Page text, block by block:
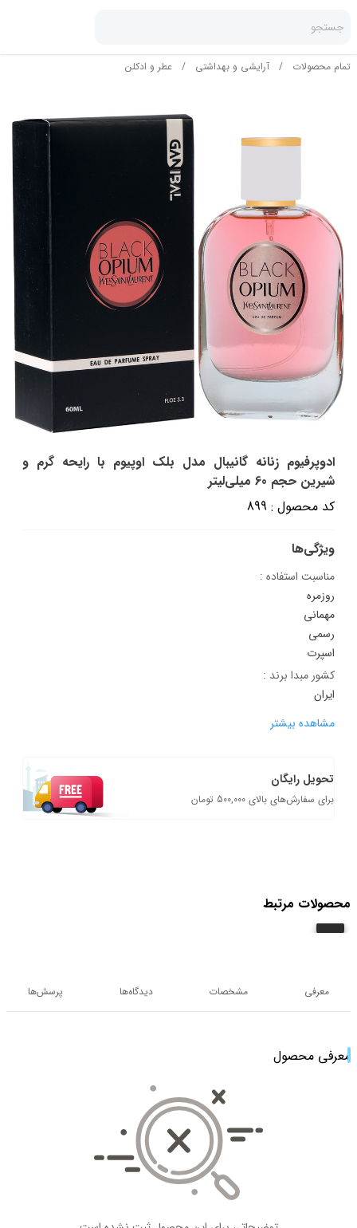
جستجو
تمام محصولات / آرایشی و بهداشتی / عطر و ادکلن
ادوپرفیوم زنانه گانیبال مدل بلک اوپیوم با رایحه گرم و
شیرین حجم 60 میلی‌لیتر
کد محصول : 899
ویژگی‌ها
مناسبت استفاده :
روزمره
مهمانی
رسمی
اسپرت
کشور مبدا برند :
ایران
مشاهده بیشتر
تحویل رایگان
برای سفارش‌های بالای 500,000 تومان
محصولات مرتبط
معرفی مشخصات دیدگاه‌ها پرسش‌ها
معرفی محصول